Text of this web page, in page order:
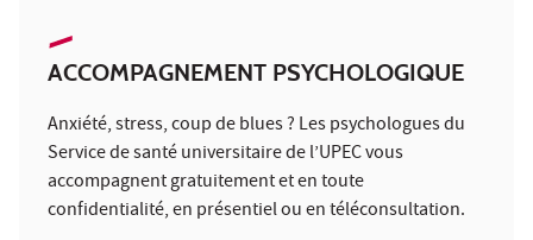
ACCOMPAGNEMENT PSYCHOLOGIQUE
Anxiété, stress, coup de blues ? Les psychologues du
Service de santé universitaire de l’UPEC vous
accompagnent gratuitement et en toute
confidentialité, en présentiel ou en téléconsultation.